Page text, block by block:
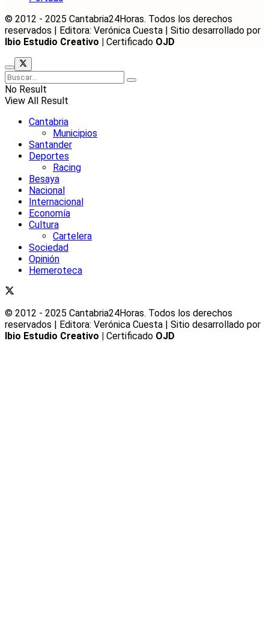
© 2012 - 2025 Cantabria24Horas. Todos los derechos
reservados | Editora: Verónica Cuesta | Sitio desarrollado por
Ibio Estudio Creativo |
Certificado OJD
No Result
View All Result
Cantabria
Municipios
Santander
Deportes
Racing
Besaya
Nacional
Internacional
Economía
Cultura
Cartelera
Sociedad
Opinión
Hemeroteca
© 2012 - 2025 Cantabria24Horas. Todos los derechos
reservados | Editora: Verónica Cuesta | Sitio desarrollado por
Ibio Estudio Creativo | Certificado OJD